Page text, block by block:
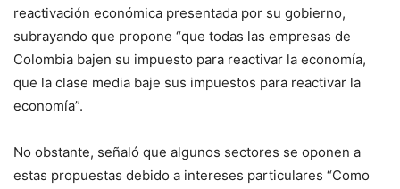
reactivación económica presentada por su gobierno,
subrayando que propone “que todas las empresas de
Colombia bajen su impuesto para reactivar la economía,
que la clase media baje sus impuestos para reactivar la
economía”.
No obstante, señaló que algunos sectores se oponen a
estas propuestas debido a intereses particulares “Como